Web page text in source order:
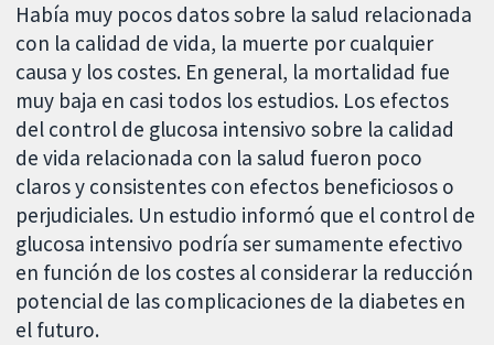
Había muy pocos datos sobre la salud relacionada
con la calidad de vida, la muerte por cualquier
causa y los costes. En general, la mortalidad fue
muy baja en casi todos los estudios. Los efectos
del control de glucosa intensivo sobre la calidad
de vida relacionada con la salud fueron poco
claros y consistentes con efectos beneficiosos o
perjudiciales. Un estudio informó que el control de
glucosa intensivo podría ser sumamente efectivo
en función de los costes al considerar la reducción
potencial de las complicaciones de la diabetes en
el futuro.